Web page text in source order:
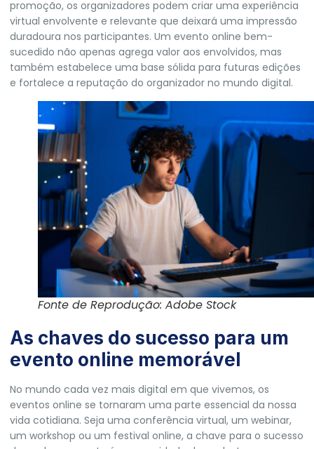
promoção, os organizadores podem criar uma experiência
virtual envolvente e relevante que deixará uma impressão
duradoura nos participantes. Um evento online bem-
sucedido não apenas agrega valor aos envolvidos, mas
também estabelece uma base sólida para futuras edições
e fortalece a reputação do organizador no mundo digital.
Fonte de Reprodução: Adobe Stock
As chaves do sucesso para um
evento online memorável
No mundo cada vez mais digital em que vivemos, os
eventos online se tornaram uma parte essencial da nossa
vida cotidiana. Seja uma conferência virtual, um webinar,
um workshop ou um festival online, a chave para o sucesso